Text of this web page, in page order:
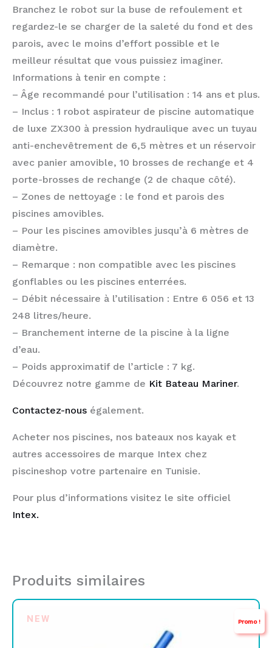
Branchez le robot sur la buse de refoulement et
regardez-le se charger de la saleté du fond et des
parois, avec le moins d’effort possible et le
meilleur résultat que vous puissiez imaginer.
Informations à tenir en compte :
– Âge recommandé pour l’utilisation : 14 ans et plus.
– Inclus : 1 robot aspirateur de piscine automatique
de luxe ZX300 à pression hydraulique avec un tuyau
anti-enchevêtrement de 6,5 mètres et un réservoir
avec panier amovible, 10 brosses de rechange et 4
porte-brosses de rechange (2 de chaque côté).
– Zones de nettoyage : le fond et parois des
piscines amovibles.
– Pour les piscines amovibles jusqu’à 6 mètres de
diamètre.
– Remarque : non compatible avec les piscines
gonflables ou les piscines enterrées.
– Débit nécessaire à l’utilisation : Entre 6 056 et 13
248 litres/heure.
– Branchement interne de la piscine à la ligne
d’eau.
– Poids approximatif de l’article : 7 kg.
Découvrez notre gamme de Kit Bateau Mariner.
Contactez-nous également.
Acheter nos piscines, nos bateaux nos kayak et
autres accessoires de marque Intex chez
piscineshop votre partenaire en Tunisie.
Pour plus d’informations visitez le site officiel
Intex.
Produits similaires
Promo !
NEW